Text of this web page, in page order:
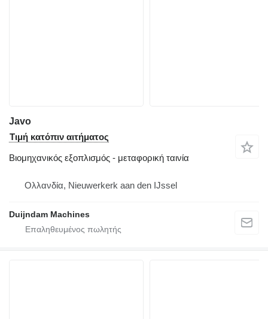
Javo
Τιμή κατόπιν αιτήματος
Βιομηχανικός εξοπλισμός - μεταφορική ταινία
Ολλανδία, Nieuwerkerk aan den IJssel
Duijndam Machines